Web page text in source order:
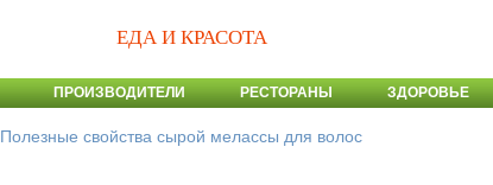
ЕДА И КРАСОТА
ПРОИЗВОДИТЕЛИ РЕСТОРАНЫ ЗДОРОВЬЕ
Полезные свойства сырой мелассы для волос